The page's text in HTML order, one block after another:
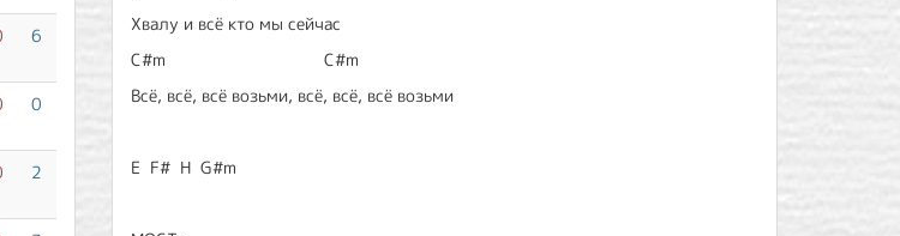
6
0
2
Хвалу и всё кто мы сейчас
C#m C#m
Всё, всё, всё возьми, всё, всё, всё возьми
E F# H G#m